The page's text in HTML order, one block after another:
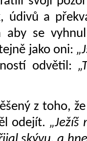
údivů a
aby se
jako oni:
odvětil:
z toho,
odejít. „Ježíš